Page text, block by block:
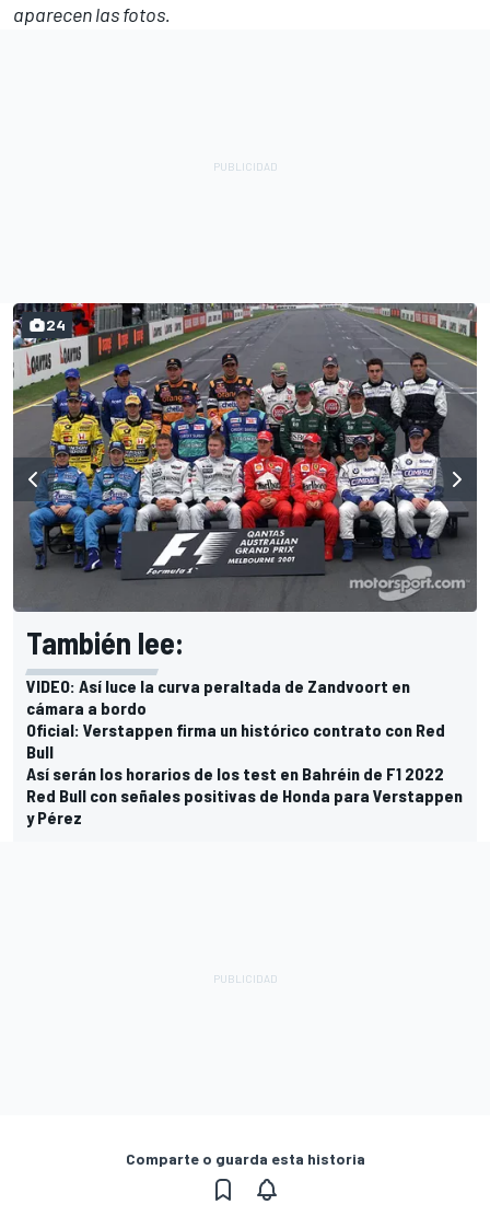
aparecen las fotos.
24
También lee:
VIDEO: Así luce la curva peraltada de Zandvoort en
cámara a bordo
Oficial: Verstappen firma un histórico contrato con Red
Bull
Así serán los horarios de los test en Bahréin de F1 2022
Red Bull con señales positivas de Honda para Verstappen
y Pérez
Comparte o guarda esta historia